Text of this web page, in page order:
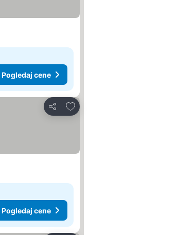
Pogledaj cene
Deli
Dodati u favorite
Pogledaj cene